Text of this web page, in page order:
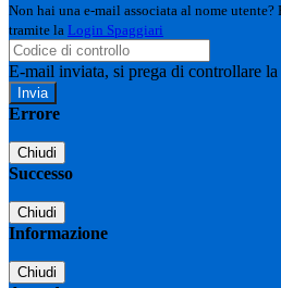
Non hai una e-mail associata al nome
tramite la Login Spaggiari
E-mail inviata, si prega di controllare
Errore
Chiudi
Successo
Chiudi
Informazione
Chiudi